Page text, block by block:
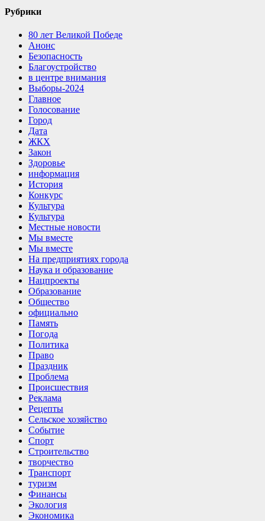
Рубрики
80 лет Великой Победе
Анонс
Безопасность
Благоустройство
в центре внимания
Выборы-2024
Главное
Голосование
Город
Дата
ЖКХ
Закон
Здоровье
информация
История
Конкурс
Культура
Культура
Местные новости
Мы вместе
Мы вместе
На предприятиях города
Наука и образование
Нацпроекты
Образование
Общество
официально
Память
Погода
Политика
Право
Праздник
Проблема
Происшествия
Реклама
Рецепты
Сельское хозяйство
Событие
Спорт
Строительство
творчество
Транспорт
туризм
Финансы
Экология
Экономика